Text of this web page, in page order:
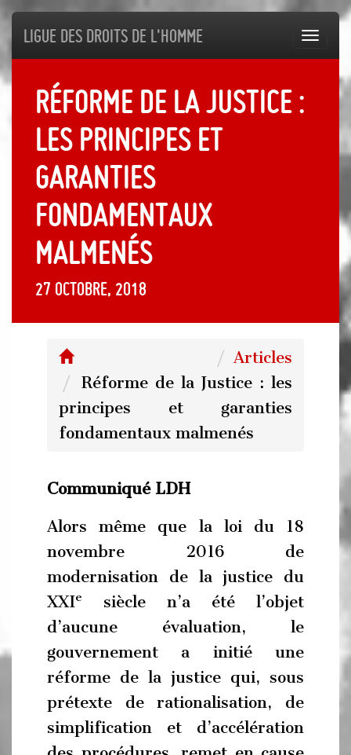
Ligue des droits de l'Homme
Réforme de la Justice :
les principes et
garanties
fondamentaux
malmenés
27 octobre, 2018
Articles
Réforme de la Justice : les
principes et garanties
fondamentaux malmenés
Communiqué LDH
Alors même que la loi du 18
novembre 2016 de
modernisation de la justice du
XXIe
siècle n’a été l’objet
d’aucune évaluation, le
gouvernement a initié une
réforme de la justice qui, sous
prétexte de rationalisation, de
simplification et d’accélération